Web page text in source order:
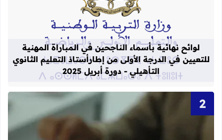
قراءة المزيد عن لوائح نهائية بأسماء
لوائح نهائية بأسماء الناجحين في المباراة المهنية
للتعيين في الدرجة الأولى من إطارأستاذ التعليم الثانوي
التأهيلي - دورة أبريل 2025